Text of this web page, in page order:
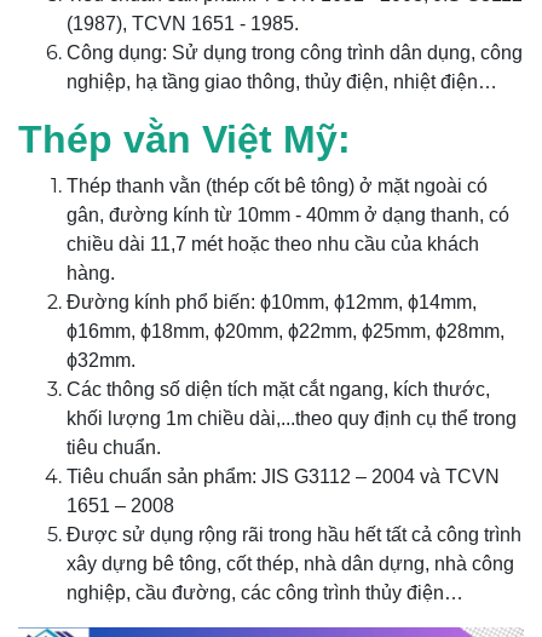
(1987), TCVN 1651 - 1985.
Công dụng: Sử dụng trong công trình dân dụng, công
nghiệp, hạ tầng giao thông, thủy điện, nhiệt điện…
Thép vằn Việt Mỹ:
Thép thanh vằn (thép cốt bê tông) ở mặt ngoài có
gân, đường kính từ 10mm - 40mm ở dạng thanh, có
chiều dài 11,7 mét hoặc theo nhu cầu của khách
hàng.
Đường kính phổ biến: ϕ10mm, ϕ12mm, ϕ14mm,
ϕ16mm, ϕ18mm, ϕ20mm, ϕ22mm, ϕ25mm, ϕ28mm,
ϕ32mm.
Các thông số diện tích mặt cắt ngang, kích thước,
khối lượng 1m chiều dài,...theo quy định cụ thể trong
tiêu chuẩn.
Tiêu chuẩn sản phẩm: JIS G3112 – 2004 và TCVN
1651 – 2008
Được sử dụng rộng rãi trong hầu hết tất cả công trình
xây dựng bê tông, cốt thép, nhà dân dựng, nhà công
nghiệp, cầu đường, các công trình thủy điện…